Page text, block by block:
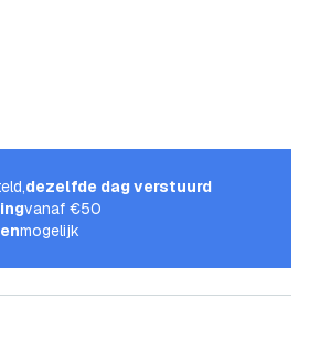
dezelfde dag verstuurd
vanaf €50
mogelijk